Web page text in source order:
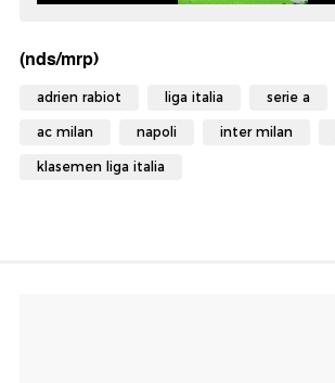
(nds/mrp)
adrien rabiot liga italia serie a
ac milan napoli inter milan
klasemen liga italia